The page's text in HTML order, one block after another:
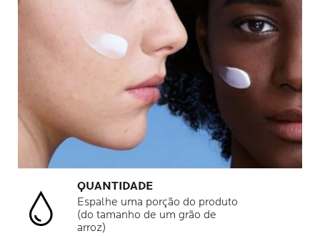
QUANTIDADE
Espalhe uma porção do produto
(do tamanho de um grão de
arroz)